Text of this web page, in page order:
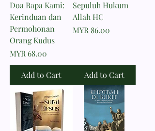
Doa Bapa Kami:
Kerinduan dan
Permohonan
Orang Kudus
Price
MYR 68.00
Add to Cart
Sepuluh Hukum
Allah HC
Price
MYR 86.00
Add to Cart